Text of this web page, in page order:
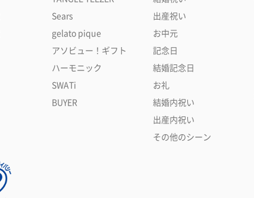
Sears
gelato pique
アソビュー！ギフト
ハーモニック
SWATi
BUYER
出産祝い
お中元
記念日
結婚記念日
お礼
結婚内祝い
出産内祝い
その他のシーン